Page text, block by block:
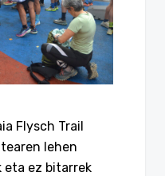
Flysch Trail
lehen
eta ez bitarrek